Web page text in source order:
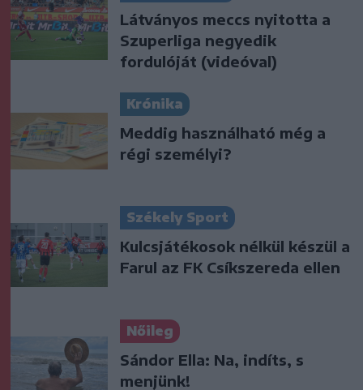
Látványos meccs nyitotta a
Szuperliga negyedik
fordulóját (videóval)
Krónika
Meddig használható még a
régi személyi?
Székely Sport
Kulcsjátékosok nélkül készül a
Farul az FK Csíkszereda ellen
Nőileg
Sándor Ella: Na, indíts, s
menjünk!